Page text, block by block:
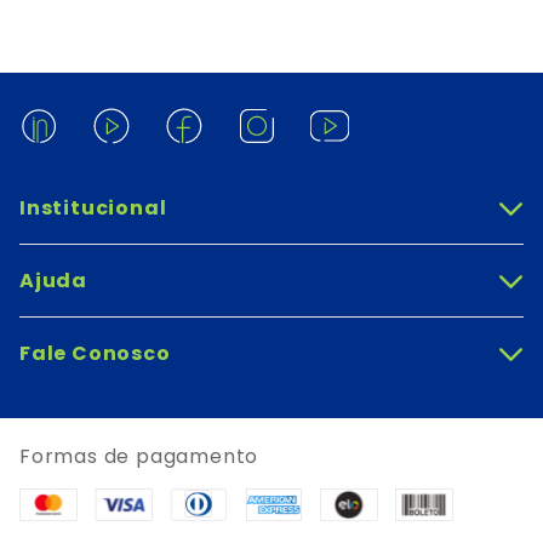
Institucional +
Ajuda +
Fale Conosco +
Formas de pagamento